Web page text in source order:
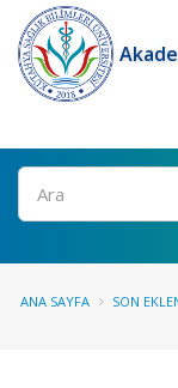
Ara
ANA SAYFA SON